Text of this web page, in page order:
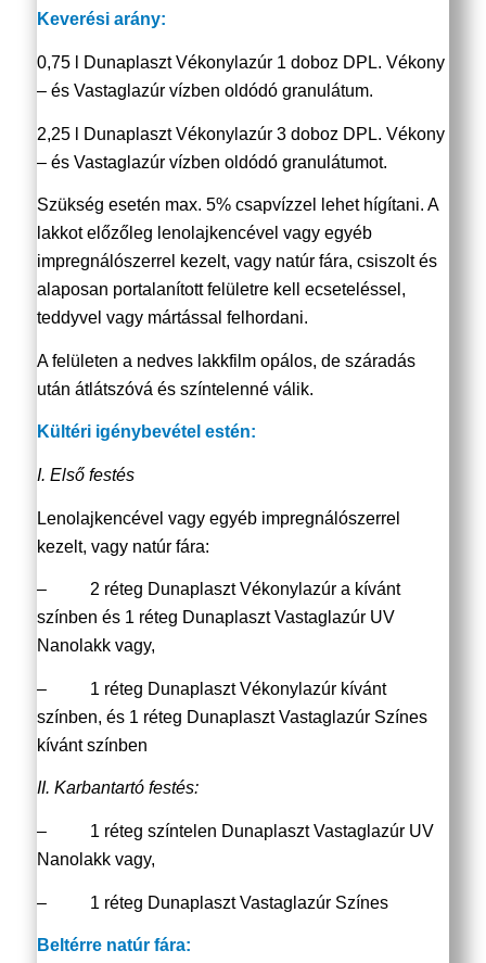
Keverési arány:
0,75 l Dunaplaszt Vékonylazúr 1 doboz DPL. Vékony
– és Vastaglazúr vízben oldódó granulátum.
2,25 l Dunaplaszt Vékonylazúr 3 doboz DPL. Vékony
– és Vastaglazúr vízben oldódó granulátumot.
Szükség esetén max. 5% csapvízzel lehet hígítani. A
lakkot előzőleg lenolajkencével vagy egyéb
impregnálószerrel kezelt, vagy natúr fára, csiszolt és
alaposan portalanított felületre kell ecseteléssel,
teddyvel vagy mártással felhordani.
A felületen a nedves lakkfilm opálos, de száradás
után átlátszóvá és színtelenné válik.
Kültéri igénybevétel estén:
I. Első festés
Lenolajkencével vagy egyéb impregnálószerrel
kezelt, vagy natúr fára:
– 2 réteg Dunaplaszt Vékonylazúr a kívánt
színben és 1 réteg Dunaplaszt Vastaglazúr UV
Nanolakk vagy,
– 1 réteg Dunaplaszt Vékonylazúr kívánt
színben, és 1 réteg Dunaplaszt Vastaglazúr Színes
kívánt színben
II. Karbantartó festés:
– 1 réteg színtelen Dunaplaszt Vastaglazúr UV
Nanolakk vagy,
– 1 réteg Dunaplaszt Vastaglazúr Színes
Beltérre natúr fára: